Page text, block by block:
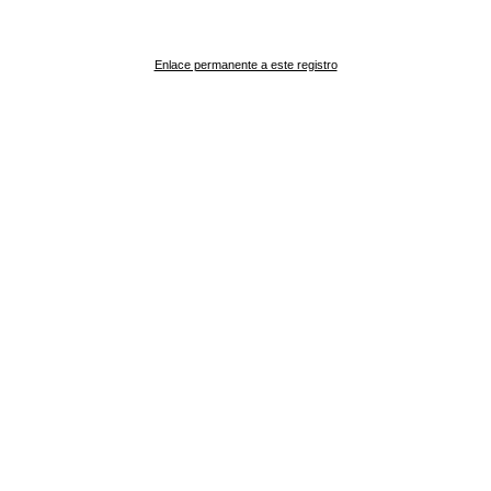
Enlace permanente a este registro